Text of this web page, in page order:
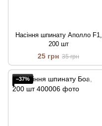
Насіння шпинату Аполло F1,
200 шт
25 грн 35 грн
−37%